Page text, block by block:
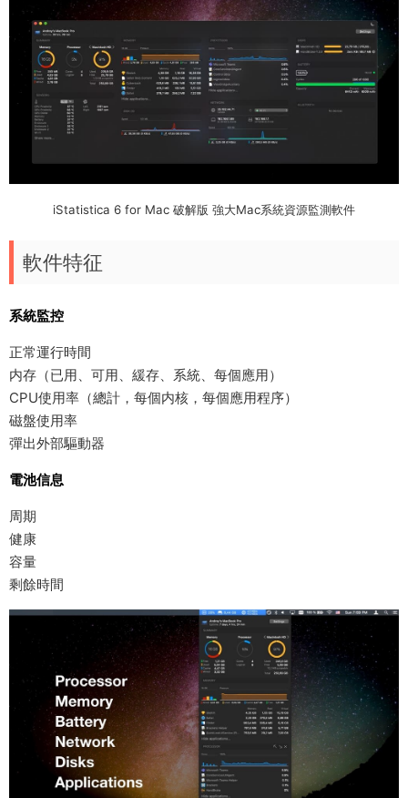
iStatistica 6 for Mac 破解版 強大Mac系統資源監測軟件
軟件特征
系統監控
正常運行時間
内存（已用、可用、緩存、系統、每個應用）
CPU使用率（總計，每個内核，每個應用程序）
磁盤使用率
彈出外部驅動器
電池信息
周期
健康
容量
剩餘時間